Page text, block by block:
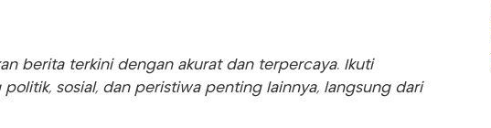
berita terkini dengan akurat dan terpercaya. Ikuti
sosial, dan peristiwa penting lainnya, langsung dari